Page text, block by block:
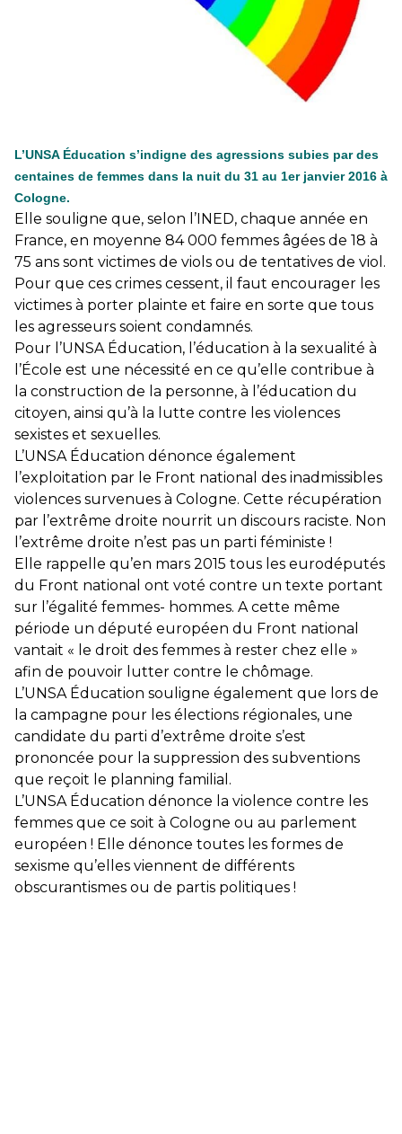
L’UNSA Éducation s’indigne des agressions subies par des
centaines de femmes dans la nuit du 31 au 1er janvier 2016 à
Cologne.
Elle souligne que, selon l’INED, chaque année en
France, en moyenne 84 000 femmes âgées de 18 à
75 ans sont victimes de viols ou de tentatives de viol.
Pour que ces crimes cessent, il faut encourager les
victimes à porter plainte et faire en sorte que tous
les agresseurs soient condamnés.
Pour l’UNSA Éducation, l’éducation à la sexualité à
l’École est une nécessité en ce qu’elle contribue à
la construction de la personne, à l’éducation du
citoyen, ainsi qu’à la lutte contre les violences
sexistes et sexuelles.
L’UNSA Éducation dénonce également
l’exploitation par le Front national des inadmissibles
violences survenues à Cologne. Cette récupération
par l’extrême droite nourrit un discours raciste. Non
l’extrême droite n’est pas un parti féministe !
Elle rappelle qu’en mars 2015 tous les eurodéputés
du Front national ont voté contre un texte portant
sur l’égalité femmes- hommes. A cette même
période un député européen du Front national
vantait « le droit des femmes à rester chez elle »
afin de pouvoir lutter contre le chômage.
L’UNSA Éducation souligne également que lors de
la campagne pour les élections régionales, une
candidate du parti d’extrême droite s’est
prononcée pour la suppression des subventions
que reçoit le planning familial.
L’UNSA Éducation dénonce la violence contre les
femmes que ce soit à Cologne ou au parlement
européen ! Elle dénonce toutes les formes de
sexisme qu’elles viennent de différents
obscurantismes ou de partis politiques !